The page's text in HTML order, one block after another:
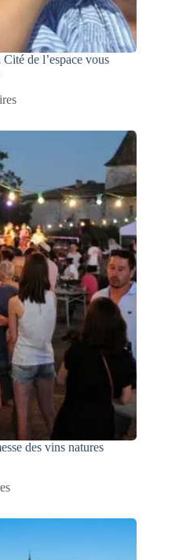
de l’espace vous
des vins natures